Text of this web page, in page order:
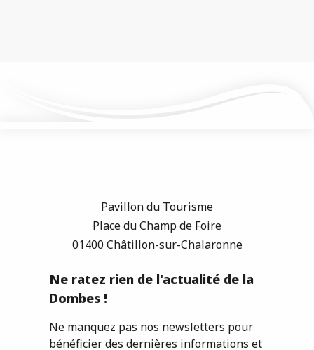
Pavillon du Tourisme
Place du Champ de Foire
01400 Châtillon-sur-Chalaronne
Ne ratez rien de l'actualité de la
Dombes !
Ne manquez pas nos newsletters pour
bénéficier des dernières informations et